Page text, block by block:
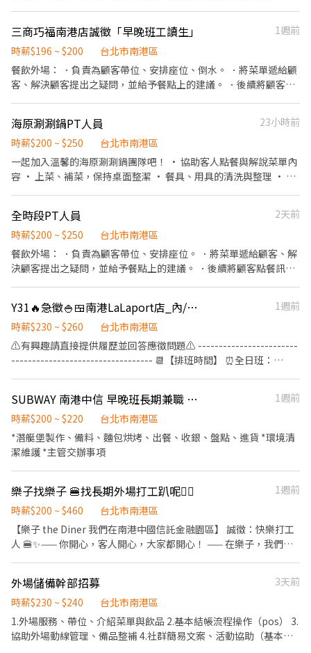
變髒都可以再換新的 🍔國定假日ll薪資DOUBLE！雙倍薪水！做一
天抵兩天！ 🍔年度獎金ll把特休換成錢！做越久，領越多！ 🍔升遷
制度ll上班表現優良可升遷為計時主管 🎈徵求時段參考(時間都可以
面議喔)
三商巧福南港店誠徵「早晚班工讀生」
1週前
時薪$196 ~ $200
台北市南港區
餐飲外場： ．負責為顧客帶位、安排座位、倒水。 ．將菜單遞給顧
客、解決顧客提出之疑問，並給予餐點上的建議。 ．後續將顧客點
責結帳、收銀等工作。 餐飲內場： ．擔任廚師的助手，處理烹飪前
與烹飪中之準備工作與其他餐廳相關事務。 ．負責洗、剝、削、切
各種食材。 ．負責清理工作環境、設備和餐具。 ．準備不同餐點所
需要的食材。 ．協助測量食材的容量與重量。 ．負責擺盤、打包外
海原涮涮鍋PT人員
23小時前
時薪$200 ~ $250
台北市南港區
一起加入溫馨的海原涮涮鍋團隊吧！ • 協助客人點餐與解說菜單內
容 • 上菜、補菜，保持桌面整潔 • 餐具、用具的清洗與整理 • 協
經驗沒關係，歡迎你的第一份打工從我們開始！
全時段PT人員
2天前
時薪$200 ~ $250
台北市南港區
餐飲外場： ．負責為顧客帶位、安排座位。 ．將菜單遞給顧客、解
決顧客提出之疑問，並給予餐點上的建議。 ．後續將顧客點餐訊息
場： ．處理烹飪前準備工作與其他餐廳相關事務。 ．負責洗、剝、
削、切各種食材。 ．負責清理工作環境、設備和餐具。 ．準備不同
餐點所需要的食材。 ．協助測量食材的容量與重量。 ．負責擺盤、
Y31🔥急徵🍚🍱南港LaLaport店_內/外場計時人員【YAYOI彌生軒】
1週前
時薪$230 ~ $260
台北市南港區
⚠️有興趣請直接提供履歷並回答應徵問題⚠️ ------------------------
---------------------------------- 📆【排班時間】 ⏰全日班：
------------------------- 【工作內容】 💪🥤《外場服務》 1. 佈置及
清理餐桌、安排座位、為顧客帶位 2. 答覆有關餐飲問題，必要時提
供建議 3. 上水、上餐並提供有關用餐的服務 4. 收銀服務 5. 工作區域
和設備的清潔以及保養 🥦🥩《內場廚務》 1. 洗剝削切各種食材，烹
---------------------------- ⭕️歡迎對餐飲服務有高度的熱忱，態度
積極認真的在校生加入，配合各大專院校學期、學年實習業務，可
津貼！計時人員每小時薪資額外再加10元。 ✅每月工時達成獎勵，
總工時達100小時以上發放500元或達150小時以上者發放1,000元。
✅一天中能排班最少4小時、每周最少須提供16-20小時排班。兩周
排班一次，可彈性調整。 ✅假日能排班的兼職人員
SUBWAY 南港中信 早晚班長期兼職 （無經驗可）- 8月中開幕
1週前
時薪$200 ~ $220
台北市南港區
*潛艇堡製作、備料、麵包烘烤、出餐、收銀、盤點、進貨 *環境清
潔維護 *主管交辦事項
樂子找樂子 🍔找長期外場打工趴呢❤️‍🔥
1週前
時薪$200 ~ $460
台北市南港區
【樂子 the Diner 我們在南港中國信託金融園區】 誠徵：快樂打工
人 🍔✨—— 你開心，客人開心，大家都開心！ —— 在樂子，我們不
位置。 💰 薪資與超強獎金制度 * 工讀時薪：$200-$460 (隨能力過站
調薪，你的努力薪水看得見！) * 服務表揚獎金：$2,000+ (你的專業
值得額外肯定) * 夥伴推薦獎金：$2,000 (歡迎揪好朋友一起來快樂
打工) * 員工獎助學金：$3,000 (給學生夥伴最實質的支持) * ⏰ 三大
外場儲備幹部招募
3天前
時薪$230 ~ $240
台北市南港區
1.外場服務、帶位、介紹菜單與飲品 2.基本結帳流程操作（pos） 3.
協助外場動線管理、備品整補 4.社群簡易文案、活動協助（基本文